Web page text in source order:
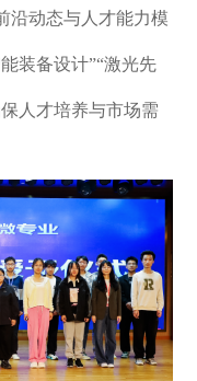
沿动态与人才能力模
装备设计”“激光先
人才培养与市场需